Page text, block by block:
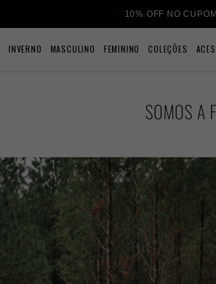
10% OFF NO
INVERNO MASCULINO FEMININO COLEÇÕES
SOMOS A